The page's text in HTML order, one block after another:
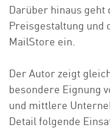
Darüber hinaus geht
Preisgestaltung und
MailStore ein.
Der Autor zeigt
besondere Eignung
und mittlere
Detail folgende